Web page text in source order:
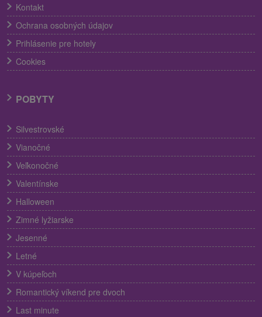
Kontakt
Ochrana osobných údajov
Prihlásenie pre hotely
Cookies
POBYTY
Silvestrovské
Vianočné
Veľkonočné
Valentínske
Halloween
Zimné lyžiarske
Jesenné
Letné
V kúpeľoch
Romantický víkend pre dvoch
Last minute